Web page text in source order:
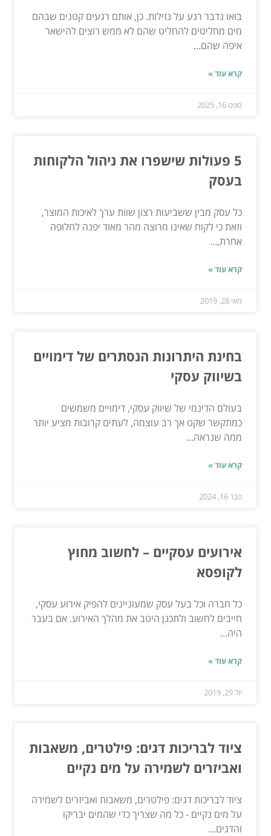
בואו נדבר רגע על נזילות. כן, אותם רגעים קטנים שבהם
מים מחליטים להחליט שהם לא ממש רוצים להישאר
איפה שהם...
קרא עוד »
ספט 16, 2025
5 פעולות שישפרו את ניהול הלקוחות
בעסק
כל עסק מבין ששביעות רצון שוות ערך לאיכות המוצר,
וזאת כי לקוח שאינו מרוצה מהר מאוד יפנה לחלופה
אחרת,...
קרא עוד »
מאי 28, 2019
בחינת היתרונות הנסתרים של דימויים
בשיווק עסקי
בעולם הדינמי של שיווק עסקי, דימויים משמשים
כמתקשר שקט אך רב עוצמה, לעתים קרובות מציע יותר
ממה שנראה...
קרא עוד »
פבר 16, 2024
אירועים עסקיים – לחשוב מחוץ
לקופסא
כל חברה וכל בעל עסק שמעוניינים להפיק אירוע עסקי,
חייבים לחשוב ולתכנן היטב את מהלך האירוע. אם בעבר
היה...
קרא עוד »
יול 29, 2019
ציוד לבריכות דגים: פילטרים, משאבות
ואביזרים לשמירה על מים נקיים
ציוד לבריכות דגים: פילטרים, משאבות ואביזרים לשמירה
על מים נקיים - כל מה שצריך כדי שהמים יבריקו
והדגים...